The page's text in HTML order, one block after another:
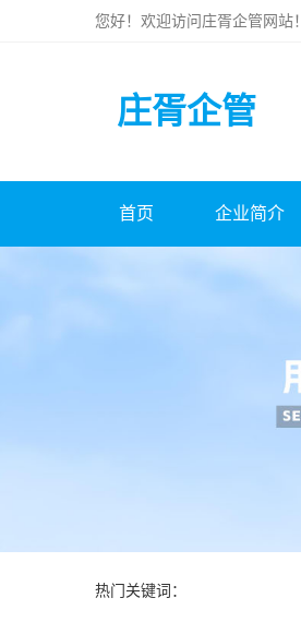
您好！欢迎访问庄胥企管网站！
庄胥企管
首页 企业简介
热门关键词：